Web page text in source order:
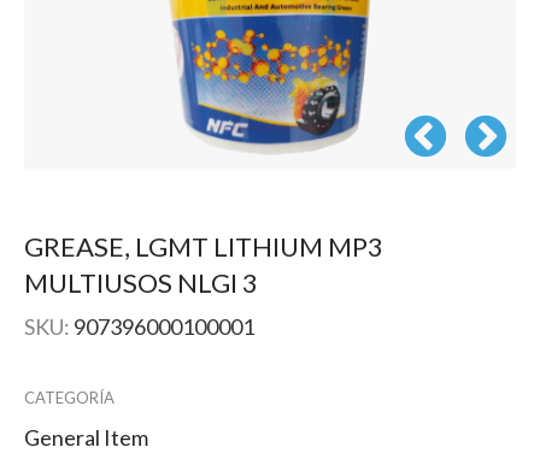
GREASE, LGMT LITHIUM MP3
MULTIUSOS NLGI 3
SKU: 907396000100001
CATEGORÍA
General Item